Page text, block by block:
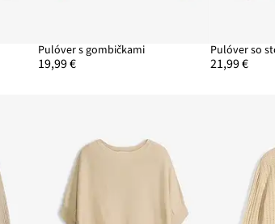
Pulóver s gombičkami
19,99 €
Pulóver so
21,99 €